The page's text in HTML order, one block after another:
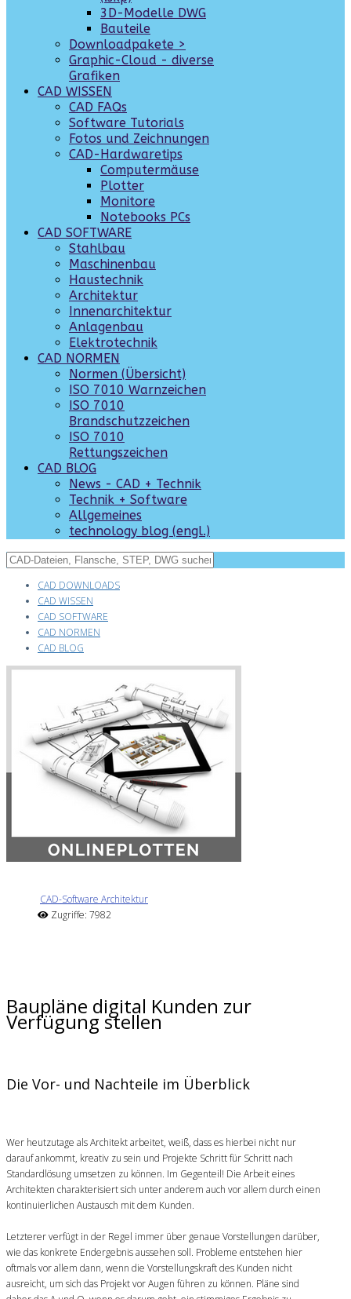
3D-Modelle DWG
Bauteile
Downloadpakete >
Graphic-Cloud - diverse
Grafiken
CAD WISSEN
CAD FAQs
Software Tutorials
Fotos und Zeichnungen
CAD-Hardwaretips
Computermäuse
Plotter
Monitore
Notebooks PCs
CAD SOFTWARE
Stahlbau
Maschinenbau
Haustechnik
Architektur
Innenarchitektur
Anlagenbau
Elektrotechnik
CAD NORMEN
Normen (Übersicht)
ISO 7010 Warnzeichen
ISO 7010
Brandschutzzeichen
ISO 7010
Rettungszeichen
CAD BLOG
News - CAD + Technik
Technik + Software
Allgemeines
technology blog (engl.)
CAD DOWNLOADS
CAD WISSEN
CAD SOFTWARE
CAD NORMEN
CAD BLOG
CAD-Software Architektur
Zugriffe: 7982
Baupläne digital Kunden zur
Verfügung stellen
Die Vor- und Nachteile im Überblick
Wer heutzutage als Architekt arbeitet, weiß, dass es hierbei nicht nur
darauf ankommt, kreativ zu sein und Projekte Schritt für Schritt nach
Standardlösung umsetzen zu können. Im Gegenteil! Die Arbeit eines
Architekten charakterisiert sich unter anderem auch vor allem durch einen
kontinuierlichen Austausch mit dem Kunden.
Letzterer verfügt in der Regel immer über genaue Vorstellungen darüber,
wie das konkrete Endergebnis aussehen soll. Probleme entstehen hier
oftmals vor allem dann, wenn die Vorstellungskraft des Kunden nicht
ausreicht, um sich das Projekt vor Augen führen zu können. Pläne sind